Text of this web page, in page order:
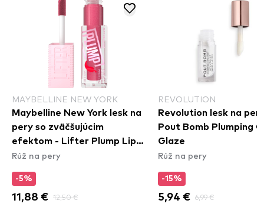
MAYBELLINE NEW YORK
Maybelline New York lesk na
pery so zväčšujúcim
efektom - Lifter Plump Lip
Gloss - 002 Mauve Bite
Rúž na pery
-5%
11,88 € 12,50 €
REVOLUTION
Revolution lesk na
Pout Bomb Plumping
Glaze
Rúž na pery
-15%
5,94 € 6,99 €